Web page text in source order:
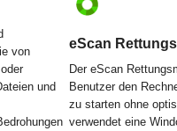
von
und
eScan
Der eScan
Benutzer den
zu starten ohne
verwendet eine